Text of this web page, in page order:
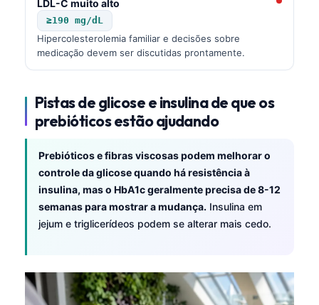
LDL-C muito alto
≥190 mg/dL
Hipercolesterolemia familiar e decisões sobre
medicação devem ser discutidas prontamente.
Pistas de glicose e insulina de que os
prebióticos estão ajudando
Prebióticos e fibras viscosas podem melhorar o
controle da glicose quando há resistência à
insulina, mas o HbA1c geralmente precisa de 8-12
semanas para mostrar a mudança. Insulina em
jejum e triglicerídeos podem se alterar mais cedo.
Ślōnskŏ gŏdka